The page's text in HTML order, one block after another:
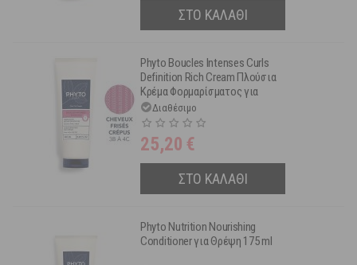
ΣΤΟ ΚΑΛΑΘΙ
Phyto Boucles Intenses Curls
Definition Rich Cream Πλούσια
Κρέμα Φορμαρίσματος για
Μπούκλες 250 ml
Διαθέσιμο
25,20 €
ΣΤΟ ΚΑΛΑΘΙ
Phyto Nutrition Nourishing
Conditioner για Θρέψη 175 ml